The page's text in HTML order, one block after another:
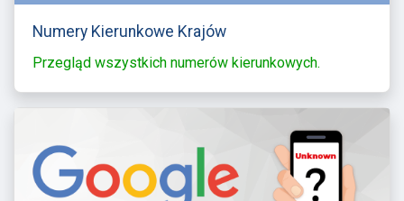
Numery Kierunkowe Krajów
Przegląd wszystkich numerów kierunkowych.